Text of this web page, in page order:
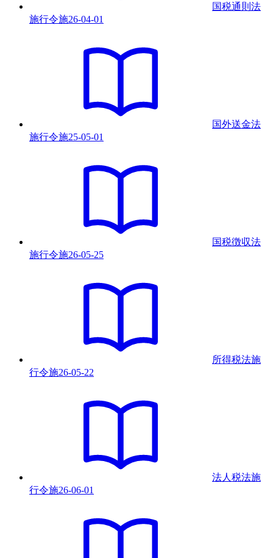
国税通則法
施行令施26-04-01
国外送金法
施行令施25-05-01
国税徴収法
施行令施26-05-25
所得税法施
行令施26-05-22
法人税法施
行令施26-06-01